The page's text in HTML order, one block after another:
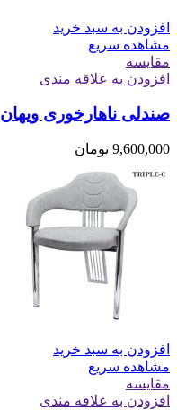
افزودن به سبد خرید
مشاهده سریع
مقایسه
افزودن به علاقه مندی
صندلی ناهارخوری ویهان Triple-B
9,600,000 تومان
افزودن به سبد خرید
مشاهده سریع
مقایسه
افزودن به علاقه مندی